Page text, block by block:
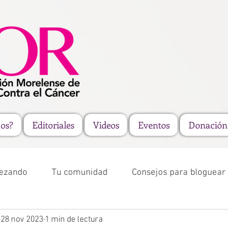
Editoriales Videos Eventos Donación
Tu comunidad Consejos para bloguear
28 nov 2023 1 min de lectura